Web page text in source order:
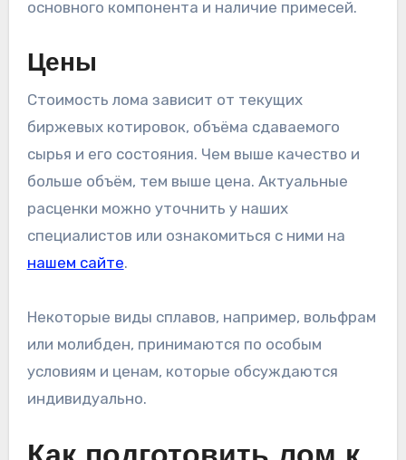
основного компонента и наличие примесей.
Цены
Стоимость лома зависит от текущих
биржевых котировок, объёма сдаваемого
сырья и его состояния. Чем выше качество и
больше объём, тем выше цена. Актуальные
расценки можно уточнить у наших
специалистов или ознакомиться с ними на
нашем сайте.
Некоторые виды сплавов, например, вольфрам
или молибден, принимаются по особым
условиям и ценам, которые обсуждаются
индивидуально.